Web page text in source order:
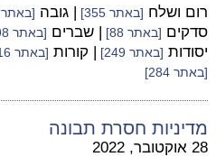
רום ושלח [באתר 355] | גובה [באתר 221]
סדקים [באתר 88] | שברים [באתר 98]
יסודות [באתר 249] | קורות [באתר 316]
[באתר 284]
מדיניות חסרת תבונה
28 אוקטובר, 2022